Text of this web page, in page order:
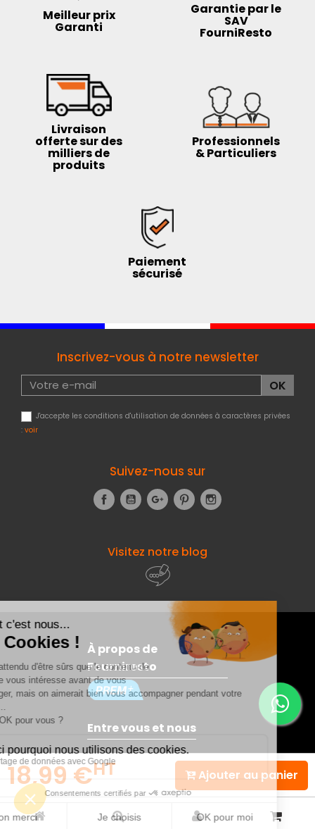
18,99 €HT Ajouter au panier
Meilleur prix
Garanti
Garantie par le
SAV
FourniResto
Livraison
offerte sur des
milliers de
produits
Professionnels
& Particuliers
Paiement
sécurisé
Inscrivez-vous à notre newsletter
J'accepte les conditions d'utilisation de données à caractères privées
: voir
Suivez-nous sur
FacebookYouTubeGoogle+Pinterest
Visitez notre blog
À propos de
Fourniresto
Entre vous et nous
Besoin d'aide ?
© 2026 - Fourniresto